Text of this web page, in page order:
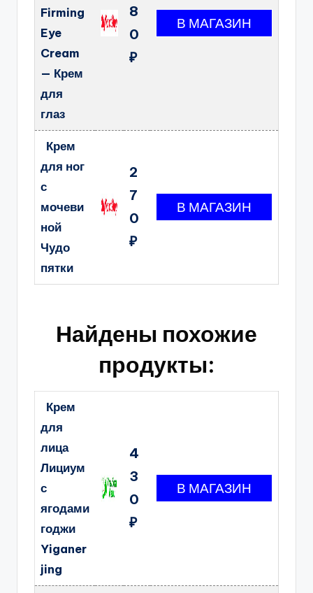
Firming
Eye
Cream
— Крем
для
глаз
8
0
₽
Крем
для ног
с
мочеви
ной
Чудо
пятки
2
7
0
₽
Найдены похожие
продукты:
Крем
для
лица
Лициум
с
ягодами
годжи
Yiganer
jing
4
3
0
₽